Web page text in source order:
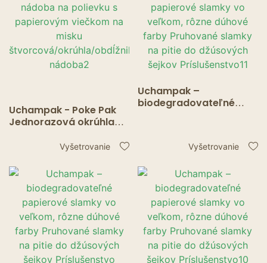
Uchampak - Poke Pak
Jednorazová okrúhla
papierovým viečkom na
štvorcová/okrúhla/obd
ĺžniková nádoba2
Vyšetrovanie
Uchampak –
biodegradovateľné
farby Pruhované slamky
na pitie do džúsových
Vyšetrovanie